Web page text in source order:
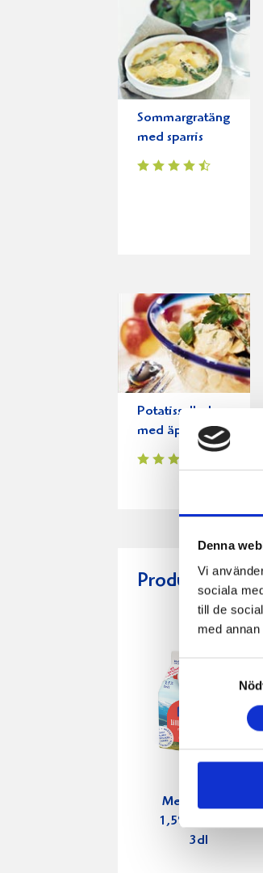
Denna
Vi
sociala
till de
med
Samtyckesval
Sommargratäng
med sparris
Potatissallad
med äpplen
Produkter i
Mellanmjölk
1,5% laktosfri
3dl